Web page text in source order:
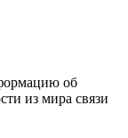
об
из мира связи